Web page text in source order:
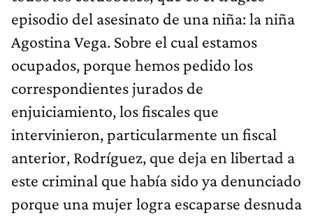
Agostina Vega. Sobre el cual estamos
ocupados, porque hemos pedido los
correspondientes jurados de
enjuiciamiento, los fiscales que
intervinieron, particularmente un fiscal
anterior, Rodríguez, que deja en libertad a
este criminal que había sido ya denunciado
porque una mujer logra escaparse desnuda
de su propia casa. Esa causa no está clara,